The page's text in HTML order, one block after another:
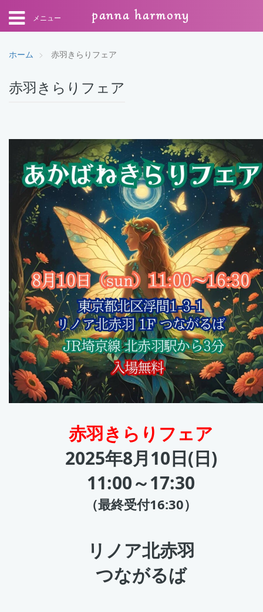
メニュー panna harmony
ホーム 赤羽きらりフェア
赤羽きらりフェア
赤羽きらりフェア
2025年8月10日(日)
11:00～17:30
（最終受付16:30）
リノア北赤羽
つながるば